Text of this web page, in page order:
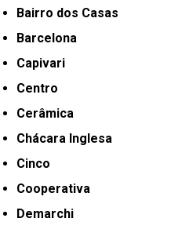
Bairro dos Casas
Barcelona
Capivari
Centro
Cerâmica
Chácara Inglesa
Cinco
Cooperativa
Demarchi